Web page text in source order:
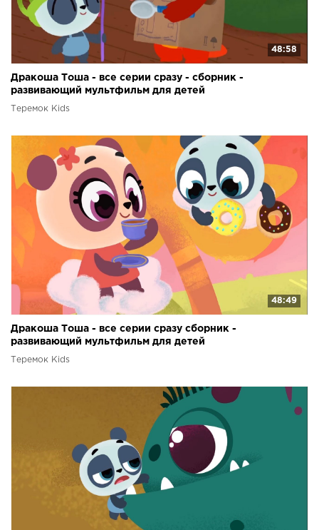
48:58
Дракоша Тоша - все серии сразу - сборник -
развивающий мультфильм для детей
Теремок Kids
48:49
Дракоша Тоша - все серии сразу сборник -
развивающий мультфильм для детей
Теремок Kids